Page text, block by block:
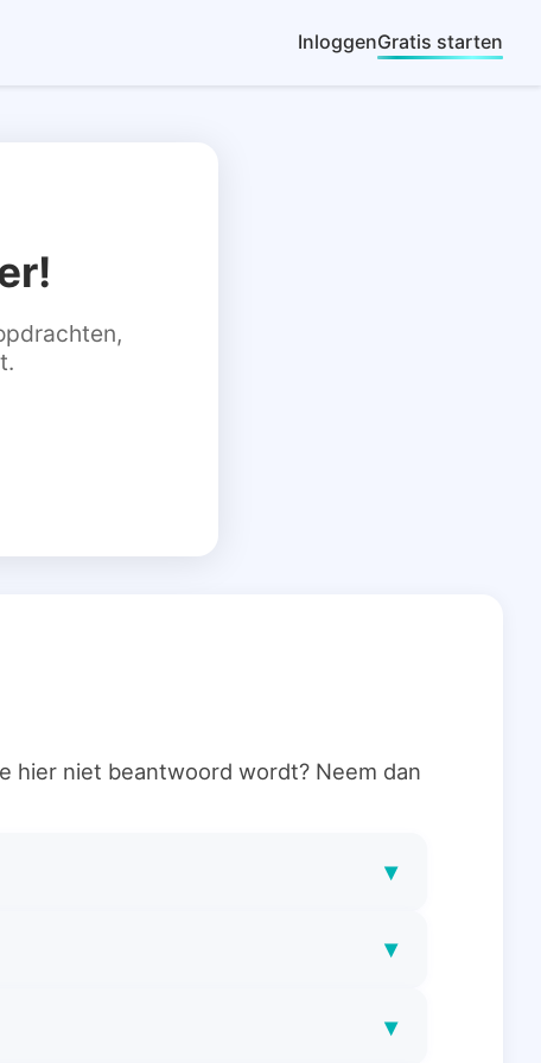
InloggenGratis starten
hier niet beantwoord wordt? Neem dan
▾
▾
▾